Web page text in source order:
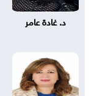
د. غادة عامر